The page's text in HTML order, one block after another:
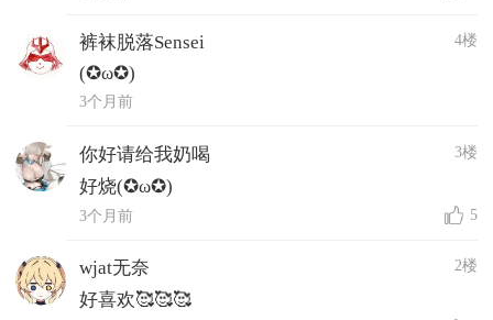
裤袜脱落Sensei 4楼
(✪ω✪)
3个月前
你好请给我奶喝 3楼
好烧(✪ω✪)
3个月前 5
wjat无奈 2楼
好喜欢🥰🥰🥰